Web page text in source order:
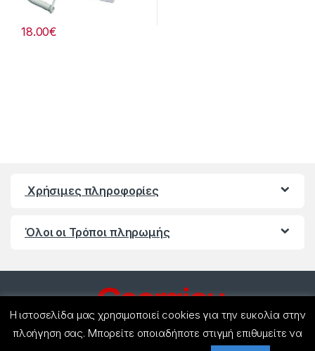
18.00€
Χρήσιμες πληροφορίες
Όλοι οι Τρόποι πληρωμής
Η ιστοσελίδα μας χρησιμοποιεί cookies για την ευκολία στην
πλοήγηση σας. Μπορείτε οποιαδήποτε στιγμή επιθυμείτε να